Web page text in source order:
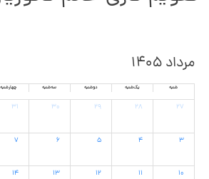
مرداد ۱۴۰۵
چهارشنبه سه‌شنبه دوشنبه یک‌شنبه شنبه
۳۱ ۳۰ ۲۹ ۲۸ ۲۷
۷ ۶ ۵ ۴ ۳
۱۴ ۱۳ ۱۲ ۱۱ ۱۰